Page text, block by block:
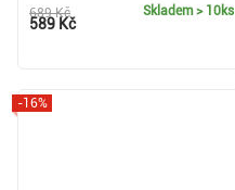
Skladem> 10ks
689 Kč
589 Kč
-16%